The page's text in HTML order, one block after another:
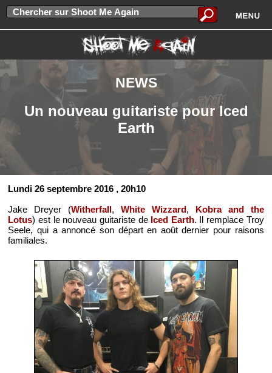
NEWS
Un nouveau guitariste pour Iced
Earth
Lundi 26 septembre 2016 , 20h10
Jake Dreyer (Witherfall,White Wizzard, Kobra and the
Lotus) est le nouveau guitariste de Iced Earth. Il remplace Troy
Seele, qui a annoncé son départ en août dernier pour raisons
familiales.